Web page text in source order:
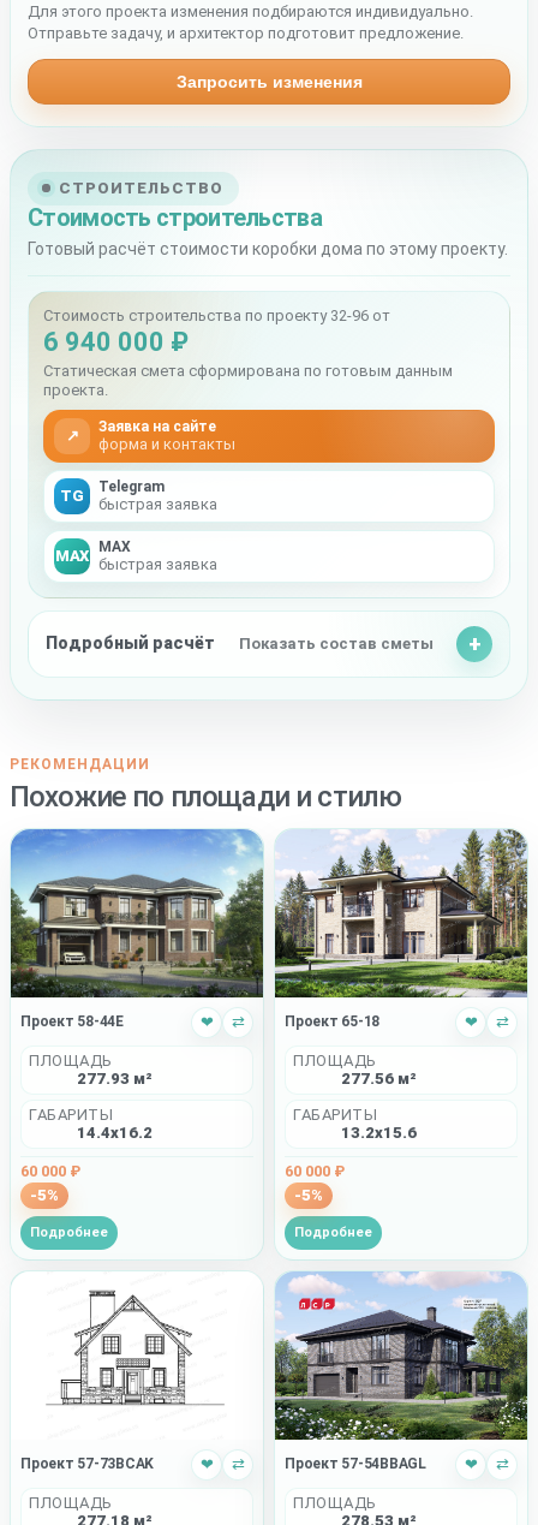
СТРОИТЕЛЬСТВО
Стоимость строительства
Готовый расчёт стоимости коробки дома по этому проекту.
Стоимость строительства по проекту 32-96 от
6 940 000 ₽
Статическая смета сформирована по готовым данным
проекта.
↗
Заявка на сайте
форма и контакты
TG
Telegram
быстрая заявка
MAX
MAX
быстрая заявка
Подробный расчёт Показать состав сметы
Для этого проекта изменения подбираются индивидуально.
Отправьте задачу, и архитектор подготовит предложение.
Запросить изменения
РЕКОМЕНДАЦИИ
Похожие по площади и стилю
Проект 58-44E ❤ ⇄
ПЛОЩАДЬ
277.93 м²
ГАБАРИТЫ
14.4x16.2
60 000 ₽
-5%
Подробнее
Проект 65-18 ❤ ⇄
ПЛОЩАДЬ
277.56 м²
ГАБАРИТЫ
13.2x15.6
60 000 ₽
-5%
Подробнее
Проект 57-73BCAK ❤ ⇄
ПЛОЩАДЬ
277.18 м²
Проект 57-54BBAGL ❤ ⇄
ПЛОЩАДЬ
278.53 м²